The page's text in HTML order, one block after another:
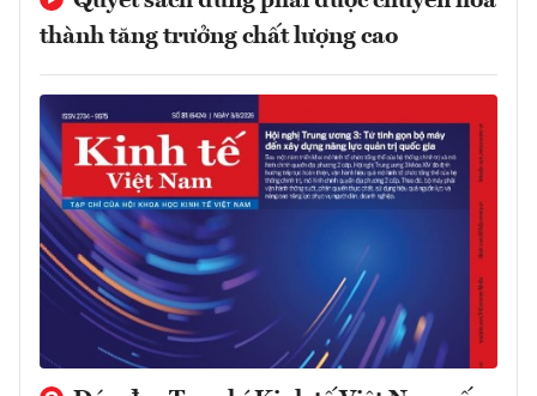
thành tăng trưởng chất lượng cao